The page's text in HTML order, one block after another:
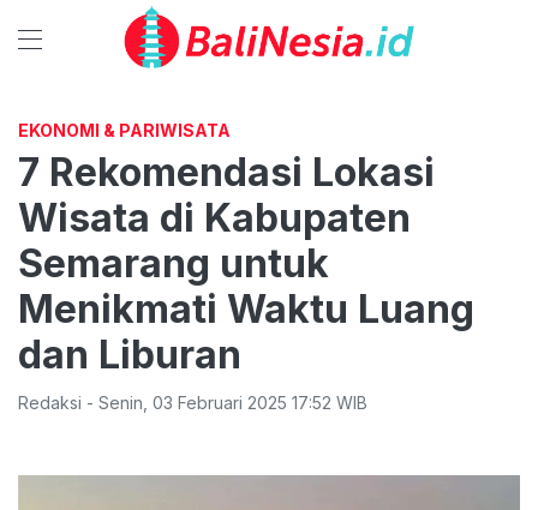
EKONOMI & PARIWISATA
7 Rekomendasi Lokasi
Wisata di Kabupaten
Semarang untuk
Menikmati Waktu Luang
dan Liburan
Redaksi - Senin 03 Februari 2025 17:52 WIB